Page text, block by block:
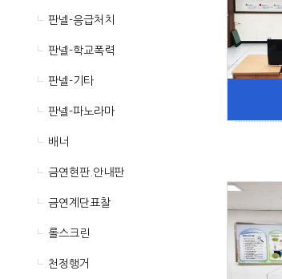
판넬-응급처치
판넬-학교폭력
판넬-기타
판넬-파노라마
배너
금연현판.안내판
금연계단표찰
롤스크린
천정행거